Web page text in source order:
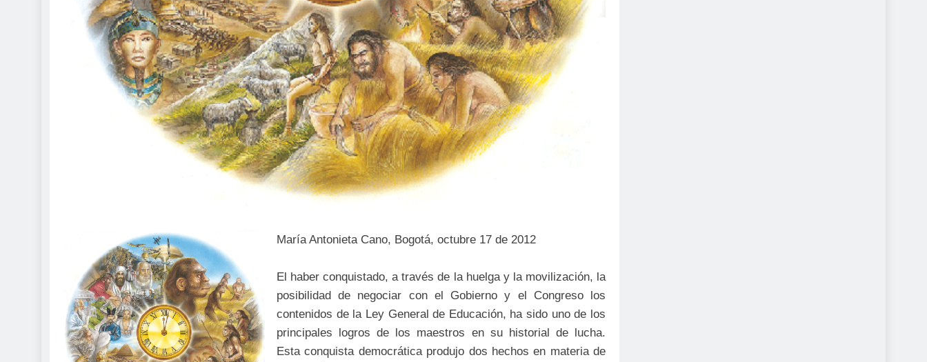
María Antonieta Cano, Bogotá, octubre 17 de 2012
El haber conquistado, a través de la huelga y la movilización, la
posibilidad de negociar con el Gobierno y el Congreso los
contenidos de la Ley General de Educación, ha sido uno de los
principales logros de los maestros en su historial de lucha.
Esta conquista democrática produjo dos hechos en materia de